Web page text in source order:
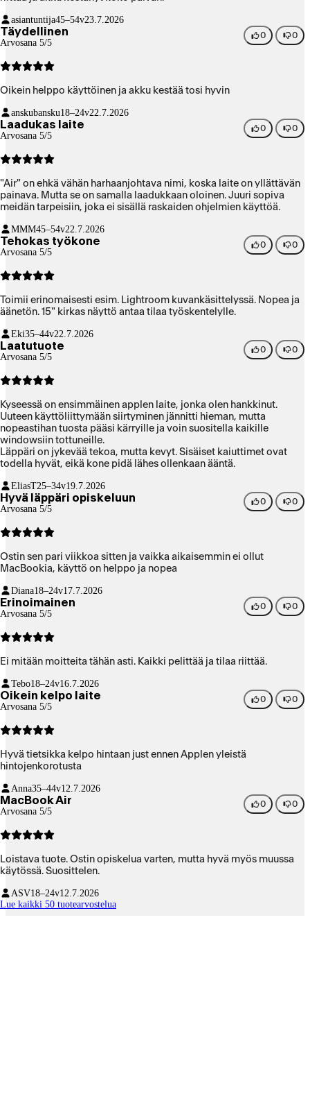
asiantuntija45–54v23.7.2026
Täydellinen
Arvosana 5/5
0 0
Oikein helppo käyttöinen ja akku kestää tosi hyvin
anskubansku18–24v22.7.2026
Laadukas laite
Arvosana 5/5
0 0
"Air" on ehkä vähän harhaanjohtava nimi, koska laite on yllättävän
painava. Mutta se on samalla laadukkaan oloinen. Juuri sopiva
meidän tarpeisiin, joka ei sisällä raskaiden ohjelmien käyttöä.
MMM45–54v22.7.2026
Tehokas työkone
Arvosana 5/5
0 0
Toimii erinomaisesti esim. Lightroom kuvankäsittelyssä. Nopea ja
äänetön. 15" kirkas näyttö antaa tilaa työskentelylle.
Eki35–44v22.7.2026
Laatutuote
Arvosana 5/5
0 0
Kyseessä on ensimmäinen applen laite, jonka olen hankkinut.
Uuteen käyttöliittymään siirtyminen jännitti hieman, mutta
nopeastihan tuosta pääsi kärryille ja voin suositella kaikille
windowsiin tottuneille.
Läppäri on jykevää tekoa, mutta kevyt. Sisäiset kaiuttimet ovat
todella hyvät, eikä kone pidä lähes ollenkaan ääntä.
EliasT25–34v19.7.2026
Hyvä läppäri opiskeluun
Arvosana 5/5
0 0
Ostin sen pari viikkoa sitten ja vaikka aikaisemmin ei ollut
MacBookia, käyttö on helppo ja nopea
Diana18–24v17.7.2026
Erinoimainen
Arvosana 5/5
0 0
Ei mitään moitteita tähän asti. Kaikki pelittää ja tilaa riittää.
Tebo18–24v16.7.2026
Oikein kelpo laite
Arvosana 5/5
0 0
Hyvä tietsikka kelpo hintaan just ennen Applen yleistä
hintojenkorotusta
Anna35–44v12.7.2026
MacBook Air
Arvosana 5/5
0 0
Loistava tuote. Ostin opiskelua varten, mutta hyvä myös muussa
käytössä. Suosittelen.
ASV18–24v12.7.2026
Lue kaikki 50 tuotearvostelua